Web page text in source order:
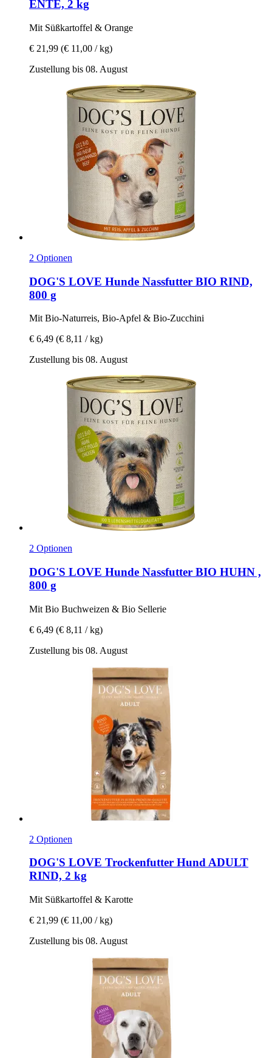
ENTE, 2 kg
Mit Süßkartoffel & Orange
€ 21,99 (€ 11,00 / kg)
Zustellung bis 08. August
2 Optionen
DOG'S LOVE Hunde Nassfutter BIO RIND,
800 g
Mit Bio-​Naturreis, Bio-​Apfel & Bio-​Zucchini
€ 6,49 (€ 8,11 / kg)
Zustellung bis 08. August
2 Optionen
DOG'S LOVE Hunde Nassfutter BIO HUHN ,
800 g
Mit Bio Buchweizen & Bio Sellerie
€ 6,49 (€ 8,11 / kg)
Zustellung bis 08. August
2 Optionen
DOG'S LOVE Trockenfutter Hund ADULT
RIND, 2 kg
Mit Süßkartoffel & Karotte
€ 21,99 (€ 11,00 / kg)
Zustellung bis 08. August